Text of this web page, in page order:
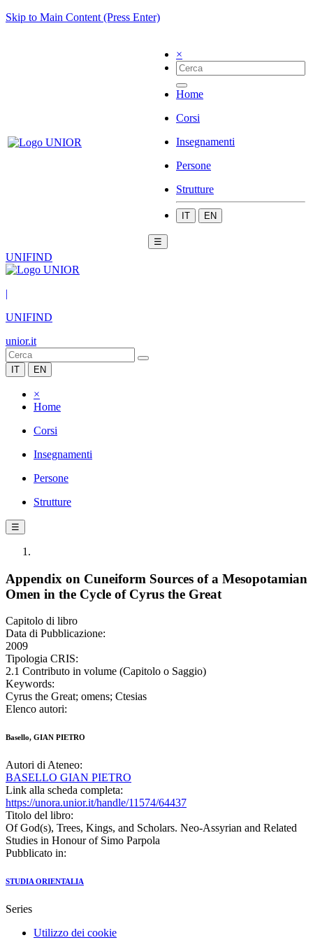
Skip to Main Content (Press Enter)
×
Home
Corsi
Insegnamenti
Persone
Strutture
IT EN
☰
UNIFIND
|
UNIFIND
unior.it
IT EN
×
Home
Corsi
Insegnamenti
Persone
Strutture
☰
Appendix on Cuneiform Sources of a Mesopotamian
Omen in the Cycle of Cyrus the Great
Capitolo di libro
Data di Pubblicazione:
2009
Tipologia CRIS:
2.1 Contributo in volume (Capitolo o Saggio)
Keywords:
Cyrus the Great; omens; Ctesias
Elenco autori:
Basello, GIAN PIETRO
Autori di Ateneo:
BASELLO GIAN PIETRO
Link alla scheda completa:
https://unora.unior.it/handle/11574/64437
Titolo del libro:
Of God(s), Trees, Kings, and Scholars. Neo-Assyrian and Related
Studies in Honour of Simo Parpola
Pubblicato in:
STUDIA ORIENTALIA
Series
Utilizzo dei cookie